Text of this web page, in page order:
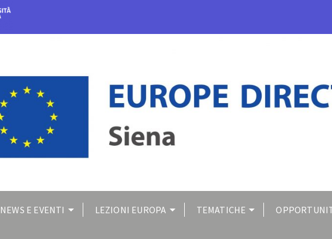
NEWS E EVENTI LEZIONI EUROPA TEMATICHE